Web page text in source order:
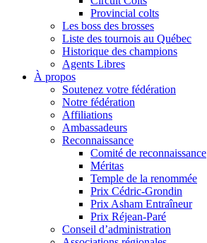
Provincial colts
Les boss des brosses
Liste des tournois au Québec
Historique des champions
Agents Libres
À propos
Soutenez votre fédération
Notre fédération
Affiliations
Ambassadeurs
Reconnaissance
Comité de reconnaissance
Méritas
Temple de la renommée
Prix Cédric-Grondin
Prix Asham Entraîneur
Prix Réjean-Paré
Conseil d’administration